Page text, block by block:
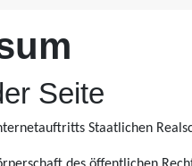
Seite
Staatlichen